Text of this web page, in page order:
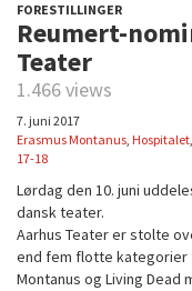
FORESTILLINGER
Reumert-
Teater
1.466 views
7. juni 2017
Erasmus Montanus, Hospitalet,
17-18
Lørdag den 10. juni
dansk teater.
Aarhus Teater er stolte
end fem flotte kategorier
Montanus og Living Dead